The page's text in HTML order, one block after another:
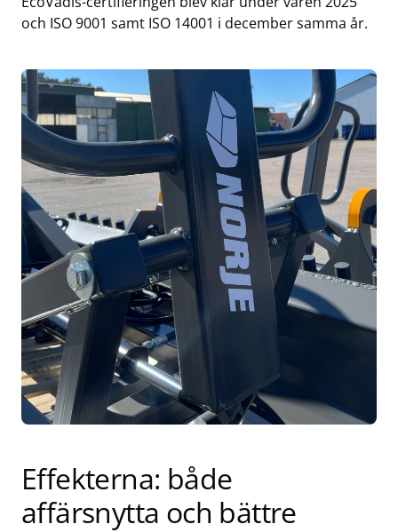
och ISO 9001 samt ISO 14001 i december samma år.
Effekterna: både
affärsnytta och bättre